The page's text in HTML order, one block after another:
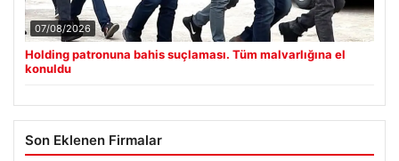
07/08/2026
Holding patronuna bahis suçlaması. Tüm malvarlığına el
konuldu
Son Eklenen Firmalar